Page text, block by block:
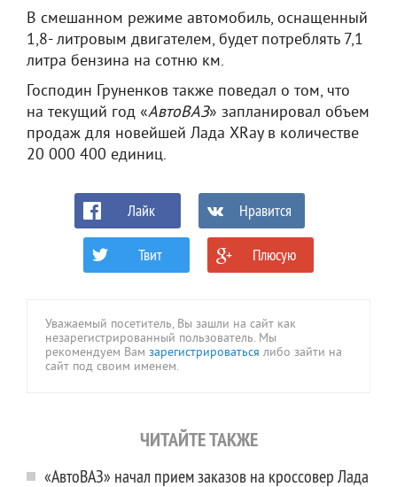
В смешанном режиме автомобиль, оснащенный
1,8- литровым двигателем, будет потреблять 7,1
литра бензина на сотню км.
Господин Груненков также поведал о том, что
на текущий год «АвтоВАЗ» запланировал объем
продаж для новейшей Лада XRay в количестве
20 000 400 единиц.
Лайк Нравится
Твит Плюсую
Уважаемый посетитель, Вы зашли на сайт как
незарегистрированный пользователь. Мы
рекомендуем Вам зарегистрироваться либо зайти на
сайт под своим именем.
ЧИТАЙТЕ ТАКЖЕ
«АвтоВАЗ» начал прием заказов на кроссовер Лада